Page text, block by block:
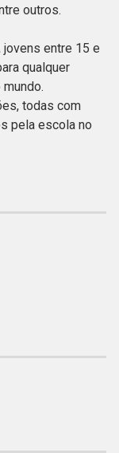
outros.
entre 15 e
qualquer
todas com
pela escola no